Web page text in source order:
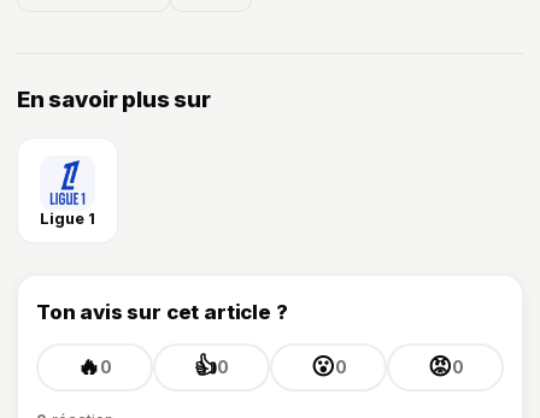
En savoir plus sur
Ligue 1
Ton avis sur cet article ?
🔥0 👍0 😮0 😡0